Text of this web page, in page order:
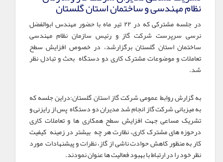
نظام مهندسی و ساختمان استان گلستان
در جلسه مشترکی که در ۲۲ تیر ماه با حضور مهندس ابوالفضل
نرسی سرپرست شرکت گاز و رئیس سازمان نظام مهندسی
ساختمان استان گلستان برگزارشد، در خصوص افزایش سطح
تعاملات و موضوعات مشترک کاری دو دستگاه بحث و تبادل نظر
شد.
به گزارش روابط عمومی شرکت گاز استان گلستان:دراین جلسه که
به میزبانی شرکت گاز انجام شد مدیران دو دستگاه پس از رایزنی و
تشریک مساعی جهت افزایش سطح همکاری ها و تعاملات کاری
درحوزه های مشترک کاری، نظارت هر چه بیشتر در زمینه کیفیت
کار به منظور کاهش حوادت ناشی از گاز، نظرات و پیشنهادات مورد
نظر خود را در ارتباط با بهبود فعالیت ها عنوان نمودند.